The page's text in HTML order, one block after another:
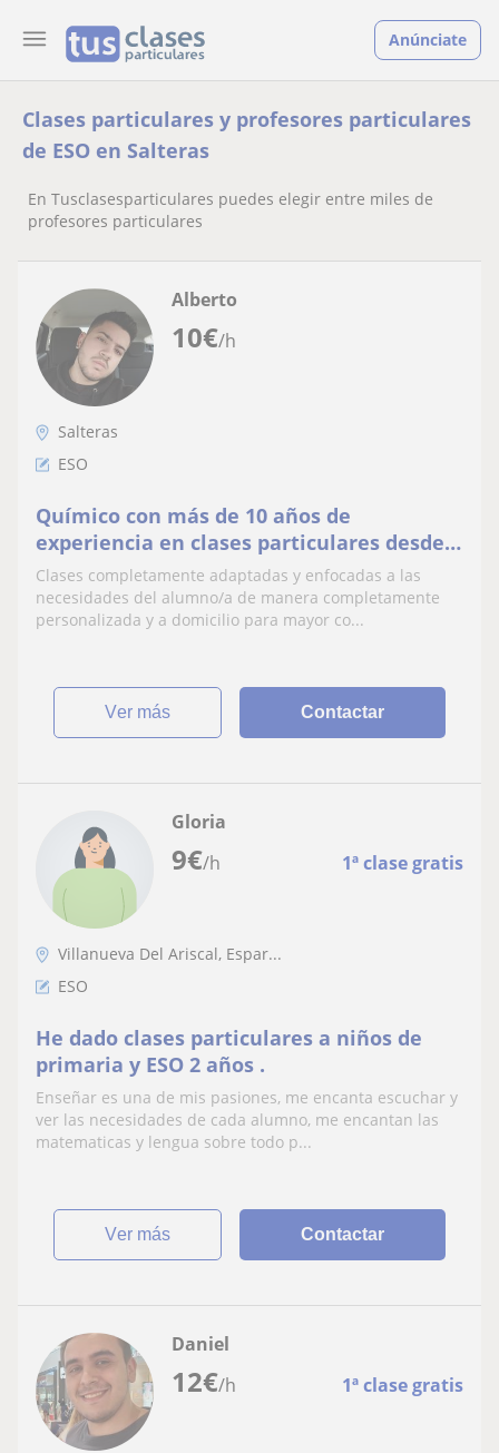
Anúnciate
Clases particulares y profesores particulares
de ESO en Salteras
En Tusclasesparticulares puedes elegir entre miles de
profesores particulares
10€/h
Alberto
Salteras
ESO
Químico con más de 10 años de
experiencia en clases particulares desde
primero de la ESO hasta 2º de
Bachillerato.
Clases completamente adaptadas y enfocadas a las
necesidades del alumno/a de manera completamente
personalizada y a domicilio para mayor co...
ver más Contactar
9€/h 1ª clase gratis
Gloria
Villanueva Del Ariscal, Espar...
ESO
He dado clases particulares a niños de
primaria y ESO 2 años .
Enseñar es una de mis pasiones, me encanta escuchar y
ver las necesidades de cada alumno, me encantan las
matematicas y lengua sobre todo p...
ver más Contactar
12€/h 1ª clase gratis
Daniel